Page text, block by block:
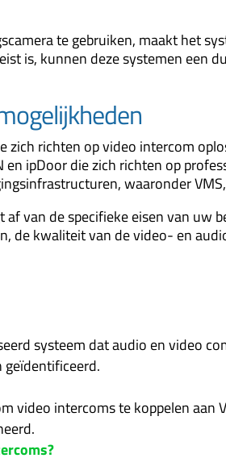
te gebruiken, maakt het
is, kunnen deze systemen een
zich richten op video intercom
ipDoor die zich richten op
waaronder
van de specifieke eisen van uw
de kwaliteit van de video- en
systeem dat audio en video
video intercoms te koppelen aan